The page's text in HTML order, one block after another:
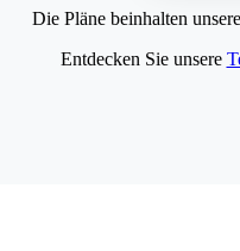
Die Pläne beinhalten unsere
Entdecken Sie unsere